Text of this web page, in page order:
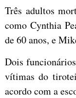
Três adultos
como Cynthia
de 60 anos, e
Dois
vítimas do
acordo com a